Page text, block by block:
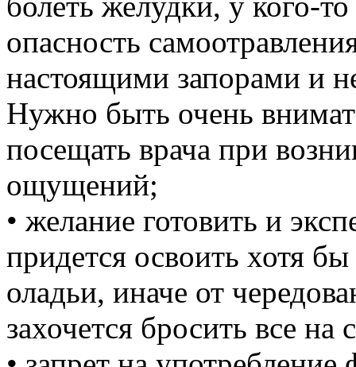
опасность
настоящими запорами и
Нужно быть очень
посещать врача при
ощущений;
• желание готовить и
придется освоить хотя
оладьи, иначе от
захочется бросить все на